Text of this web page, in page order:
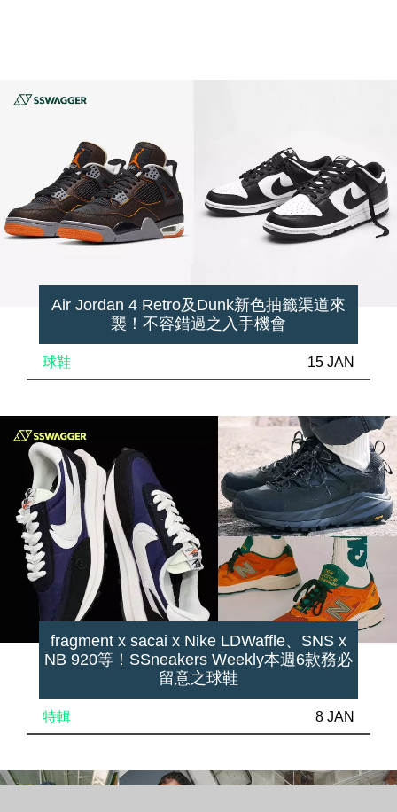
Air Jordan 4 Retro及Dunk新色抽籤渠道來
襲！不容錯過之入手機會
球鞋 15 JAN
fragment x sacai x Nike LDWaffle、SNS x
NB 920等！SSneakers Weekly本週6款務必
留意之球鞋
特輯 8 JAN